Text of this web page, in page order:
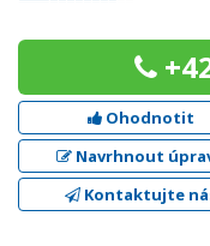
Ohodnotit
Navrhnout
Kontaktujte